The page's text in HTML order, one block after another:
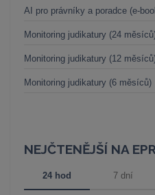
AI pro právníky a poradce (e-
Monitoring judikatury (24
Monitoring judikatury (12
Monitoring judikatury (6 měsíců)
NEJČTENĚJŠÍ NA
24 hod 7 dní